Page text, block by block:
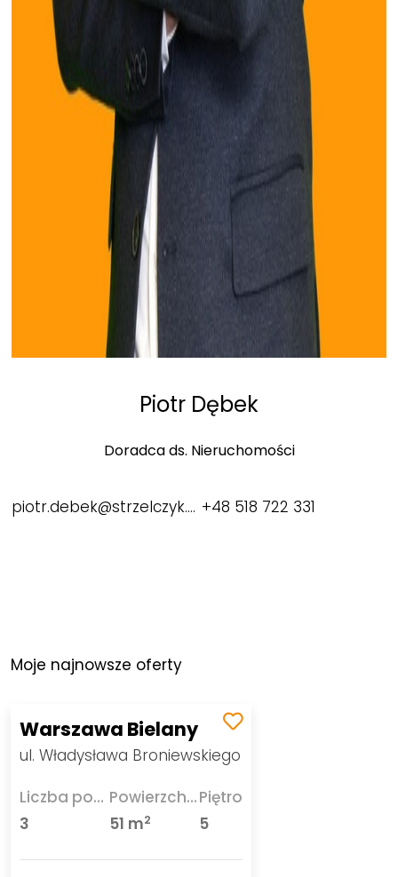
Piotr Dębek
Doradca ds. Nieruchomości
piotr.debek@strzelczyk.pl +48 518 722 331
Moje najnowsze oferty
Warszawa Bielany
ul. Władysława Broniewskiego
Liczba pokoi
3
Powierzchnia
51 m2
Piętro
5